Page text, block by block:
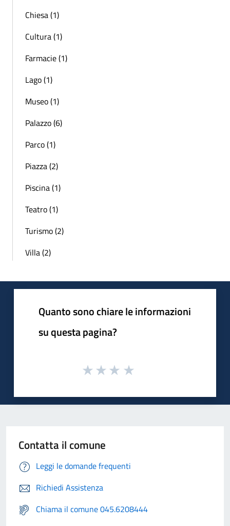
Chiesa (1)
Cultura (1)
Farmacie (1)
Lago (1)
Museo (1)
Palazzo (6)
Parco (1)
Piazza (2)
Piscina (1)
Teatro (1)
Turismo (2)
Villa (2)
Quanto sono chiare le informazioni
su questa pagina?
Contatta il comune
Leggi le domande frequenti
Richiedi Assistenza
Chiama il comune 045.6208444